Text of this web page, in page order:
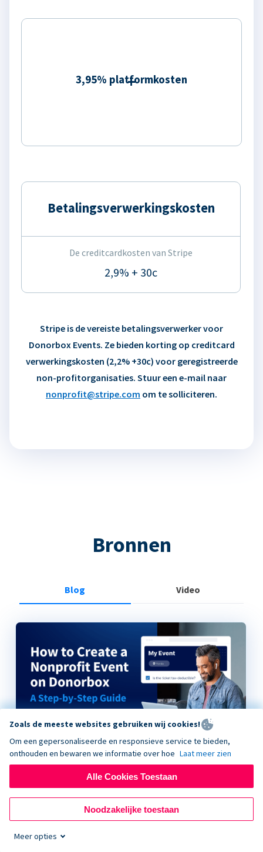
3,95% platformkosten
Betalingsverwerkingskosten
De creditcardkosten van Stripe
2,9% + 30c
Stripe is de vereiste betalingsverwerker voor
Donorbox Events. Ze bieden korting op creditcard
verwerkingskosten (2,2% +30c) voor geregistreerde
non-profitorganisaties. Stuur een e-mail naar
nonprofit@stripe.com om te solliciteren.
Bronnen
Blog Video
How to Create a Nonprofit Event on Donorbox
Zoals de meeste websites gebruiken wij cookies!
Om een gepersonaliseerde en responsieve service te bieden,
onthouden en bewaren we informatie over hoe Laat meer zien
Alle Cookies Toestaan
Noodzakelijke toestaan
Meer opties